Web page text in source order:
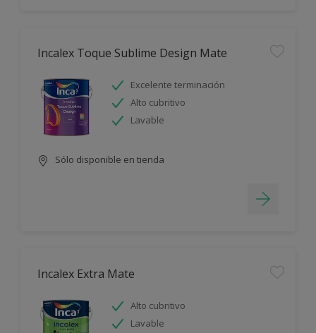
Incalex Toque Sublime Design Mate
Excelente terminación
Alto cubritivo
Lavable
Sólo disponible en tienda
Incalex Extra Mate
Alto cubritivo
Lavable